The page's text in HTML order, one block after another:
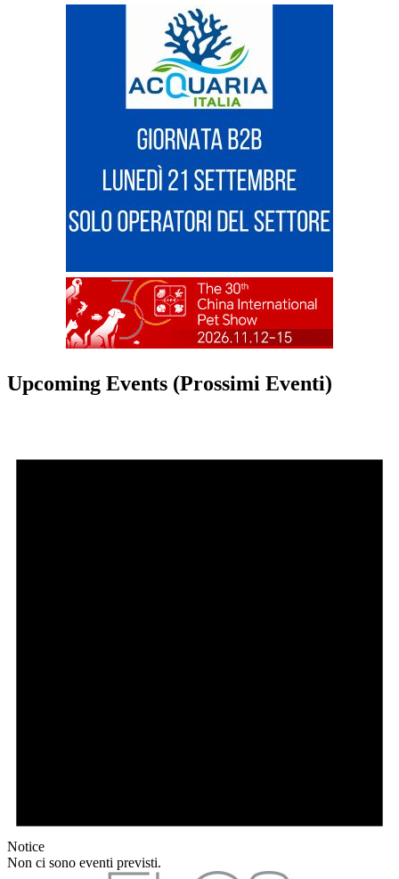
Upcoming Events (Prossimi Eventi)
Notice
Non ci sono eventi previsti.